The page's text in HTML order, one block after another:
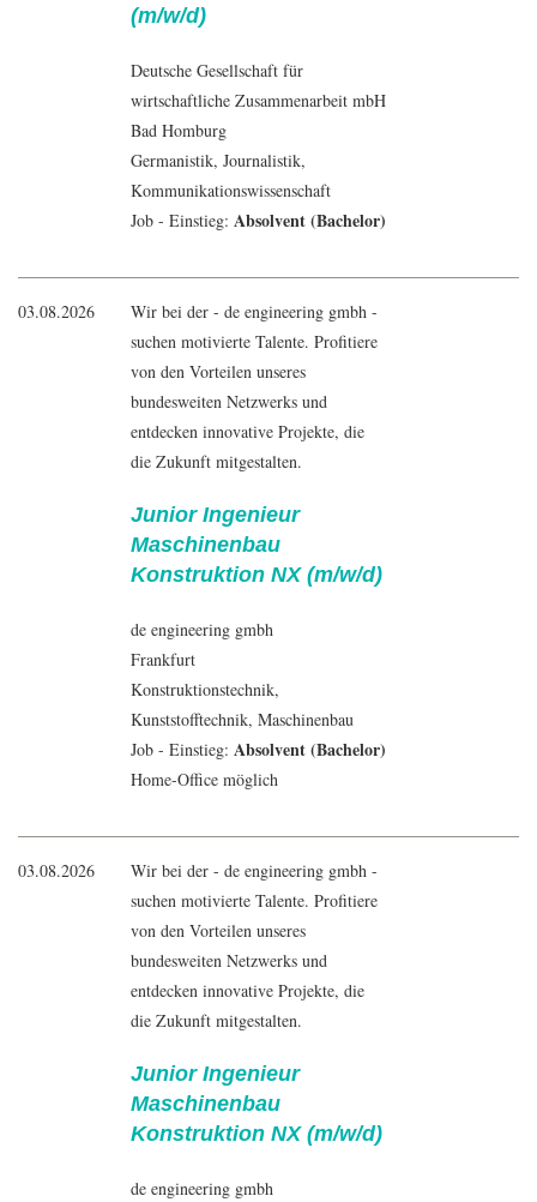
(m/w/d)
Deutsche Gesellschaft für
wirtschaftliche Zusammenarbeit mbH
Bad Homburg
Germanistik, Journalistik,
Kommunikationswissenschaft
Job - Einstieg: Absolvent (Bachelor)
03.08.2026
Wir bei der - de engineering gmbh -
suchen motivierte Talente. Profitiere
von den Vorteilen unseres
bundesweiten Netzwerks und
entdecken innovative Projekte, die
die Zukunft mitgestalten.
Junior Ingenieur
Maschinenbau
Konstruktion NX (m/w/d)
de engineering gmbh
Frankfurt
Konstruktionstechnik,
Kunststofftechnik, Maschinenbau
Job - Einstieg: Absolvent (Bachelor)
Home-Office möglich
03.08.2026
Wir bei der - de engineering gmbh -
suchen motivierte Talente. Profitiere
von den Vorteilen unseres
bundesweiten Netzwerks und
entdecken innovative Projekte, die
die Zukunft mitgestalten.
Junior Ingenieur
Maschinenbau
Konstruktion NX (m/w/d)
de engineering gmbh